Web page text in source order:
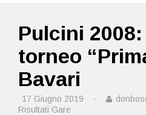
Pulcini
torneo
Bavari
17 Giugno 2019 ·
Risultati Gare